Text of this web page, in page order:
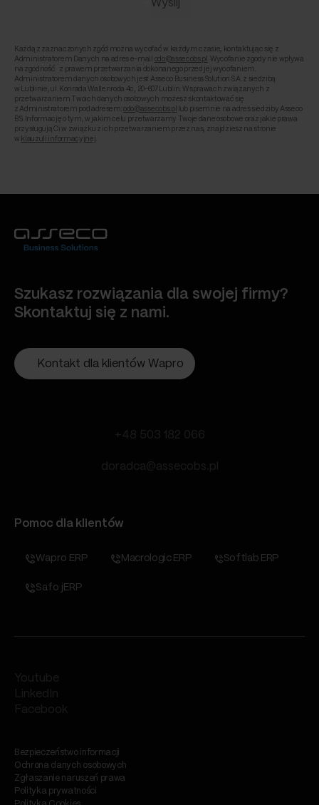
Każdą z zaznaczonych zgód można wycofać w każdym czasie, kontaktując się z
Administratorem Danych na adres e-mail odo@assecobs.pl
. Wycofanie zgody nie wpływa
na zgodność z prawem przetwarzania dokonanego przed jej wycofaniem.
Administratorem danych osobowych jest Asseco Business Solution S.A. z siedzibą
w Lublinie, ul. Konrada Wallenroda 4c, 20-607 Lublin. W sprawach związanych z
przetwarzaniem Twoich danych osobowych możesz skontaktować się
z Administratorem pod adresem:odo@assecobs.pl
lub pisemnie na adres siedziby Asseco
BS. Informację o tym, w jakim celu przetwarzamy Twoje dane osobowe oraz jakie prawa
przysługują Ci w związku z ich przetwarzaniem przez nas, znajdziesz na stronie
w klauzuli informacyjnej
Szukasz rozwiązania dla swojej firmy?
Skontaktuj się z nami.
Kontakt dla klientów Wapro
+48 503 182 066
doradca@assecobs.pl
Pomoc dla klientów
Wapro ERP Macrologic ERP Softlab ERP
Safo jERP
Youtube
LinkedIn
Facebook
Bezpieczeństwo informacji
Ochrona danych osobowych
Zgłaszanie naruszeń prawa
Polityka prywatności